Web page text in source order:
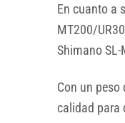
En cuanto a
MT200/
Shimano
Con un
calidad para